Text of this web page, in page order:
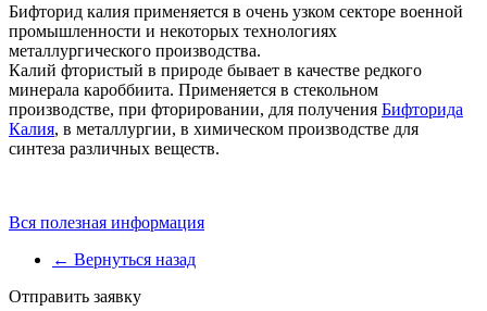
Бифторид калия применяется в очень узком секторе военной
промышленности и некоторых технологиях
металлургического производства.
Калий фтористый в природе бывает в качестве редкого
минерала кароббиита. Применяется в стекольном
производстве, при фторировании, для получения Бифторида
Калия, в металлургии, в химическом производстве для
синтеза различных веществ.
Вся полезная информация
← Вернуться назад
Отправить заявку